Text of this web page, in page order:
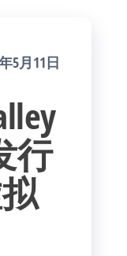
5月11日
行